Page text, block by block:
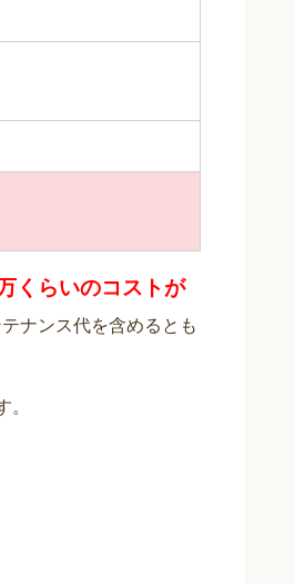
くらいのコストが
ナンス代を含めるとも